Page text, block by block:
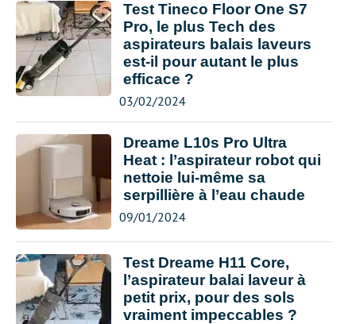
Test Tineco Floor One S7
Pro, le plus Tech des
aspirateurs balais laveurs
est-il pour autant le plus
efficace ?
03/02/2024
Dreame L10s Pro Ultra
Heat : l’aspirateur robot qui
nettoie lui-même sa
serpillière à l’eau chaude
09/01/2024
Test Dreame H11 Core,
l’aspirateur balai laveur à
petit prix, pour des sols
vraiment impeccables ?